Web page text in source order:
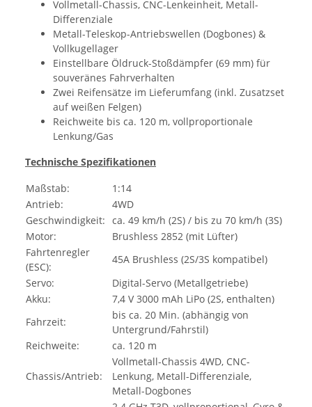
Vollmetall-Chassis, CNC-Lenkeinheit, Metall-
Differenziale
Metall-Teleskop-Antriebswellen (Dogbones) &
Vollkugellager
Einstellbare Öldruck-Stoßdämpfer (69 mm) für
souveränes Fahrverhalten
Zwei Reifensätze im Lieferumfang (inkl. Zusatzset
auf weißen Felgen)
Reichweite bis ca. 120 m, vollproportionale
Lenkung/Gas
Technische Spezifikationen
Maßstab:
1:14
Antrieb:
4WD
Geschwindigkeit: ca. 49 km/h (2S) / bis zu 70 km/h (3S)
Motor:
Brushless 2852 (mit Lüfter)
Fahrtenregler
(ESC):
45A Brushless (2S/3S kompatibel)
Servo:
Digital-Servo (Metallgetriebe)
Akku:
7,4 V 3000 mAh LiPo (2S, enthalten)
Fahrzeit:
bis ca. 20 Min. (abhängig von
Untergrund/Fahrstil)
Reichweite:
ca. 120 m
Chassis/Antrieb:
Vollmetall-Chassis 4WD, CNC-
Lenkung, Metall-Differenziale,
Metall-Dogbones